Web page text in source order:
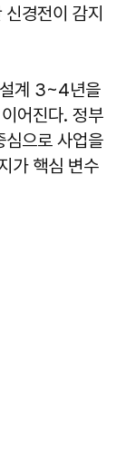
경전이 감지
설계 3~4년을
어진다. 정부
심으로 사업을
가 핵심 변수